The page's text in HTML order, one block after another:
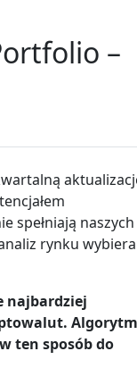
–
spełniają naszych
rynku
najbardziej
Algorytm
ten sposób do